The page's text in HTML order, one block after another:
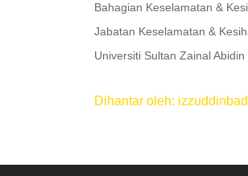
Bahagian Keselamatan &
Jabatan Keselamatan &
Universiti Sultan Zainal Abidin
Dihantar oleh: